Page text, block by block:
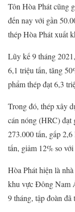
Tôn Hòa Phát cũng
đến nay với gần
thép Hòa Phát xuất
Lũy kế 9 tháng
6,1 triệu tấn, tăng
phẩm thép đạt 6,3
Trong đó, thép xây
cán nóng (HRC) đạt
273.000 tấn, gấp
tấn, giảm 12% so
Hòa Phát hiện là
khu vực Đông Nam
9 tháng, tập đoàn